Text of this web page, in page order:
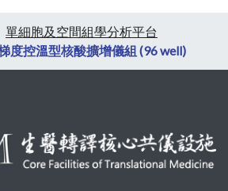
單細胞及空間組學分析平台
度控溫型核酸擴增儀組 (96 well)